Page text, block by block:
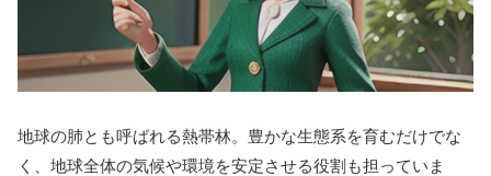
地球の肺とも呼ばれる熱帯林。豊かな生態系を育むだけでな
く、地球全体の気候や環境を安定させる役割も担っていま